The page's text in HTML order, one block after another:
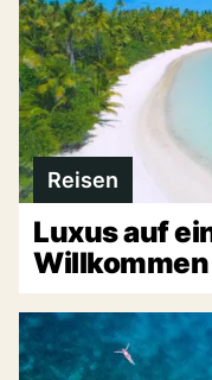
Reisen
Luxus auf
Willkommen